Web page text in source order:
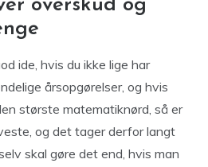
overskud og
ide, hvis du ikke lige har
årsopgørelser, og hvis
største matematiknørd, så er
og det tager derfor langt
skal gøre det end, hvis man